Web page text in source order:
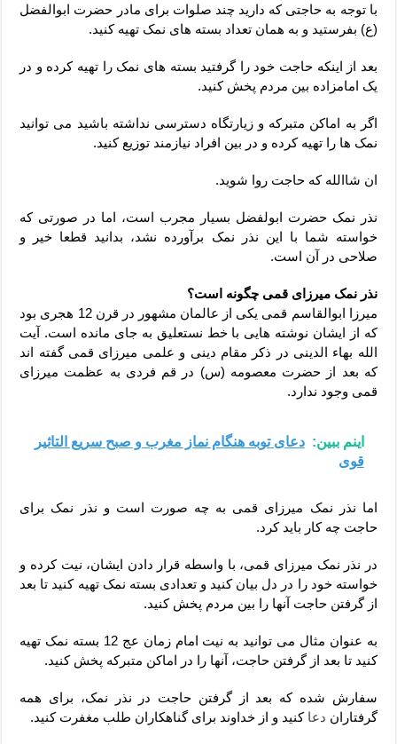
با توجه به حاجتی که دارید چند صلوات برای مادر حضرت ابوالفضل
(ع) بفرستید و به همان تعداد بسته های نمک تهیه کنید.
بعد از اینکه حاجت خود را گرفتید بسته های نمک را تهیه کرده و در
یک امامزاده بین مردم پخش کنید.
اگر به اماکن متبرکه و زیارتگاه دسترسی نداشته باشید می توانید
نمک ها را تهیه کرده و در بین افراد نیازمند توزیع کنید.
ان شاالله که حاجت روا شوید.
نذر نمک حضرت ابولفضل بسیار مجرب است، اما در صورتی که
خواسته شما با این نذر نمک برآورده نشد، بدانید قطعا خیر و
صلاحی در آن است.
نذر نمک میرزای قمی چگونه است؟
میرزا ابوالقاسم قمی یکی از عالمان مشهور در قرن 12 هجری بود
که از ایشان نوشته هایی با خط نستعلیق به جای مانده است. آیت
الله بهاء الدینی در ذکر مقام دینی و علمی میرزای قمی گفته اند
که بعد از حضرت معصومه (س) در قم فردی به عظمت میرزای
قمی وجود ندارد.
اینم ببین: دعای توبه هنگام نماز مغرب و صبح سریع التاثیر
قوی
اما نذر نمک میرزای قمی به چه صورت است و نذر نمک برای
حاجت چه کار باید کرد.
در نذر نمک میرزای قمی، با واسطه قرار دادن ایشان، نیت کرده و
خواسته خود را در دل بیان کنید و تعدادی بسته نمک تهیه کنید تا بعد
از گرفتن حاجت آنها را بین مردم پخش کنید.
به عنوان مثال می توانید به نیت امام زمان عج 12 بسته نمک تهیه
کنید تا بعد از گرفتن حاجت، آنها را در اماکن متبرکه پخش کنید.
سفارش شده که بعد از گرفتن حاجت در نذر نمک، برای همه
گرفتاران دعا کنید و از خداوند برای گناهکاران طلب مغفرت کنید.